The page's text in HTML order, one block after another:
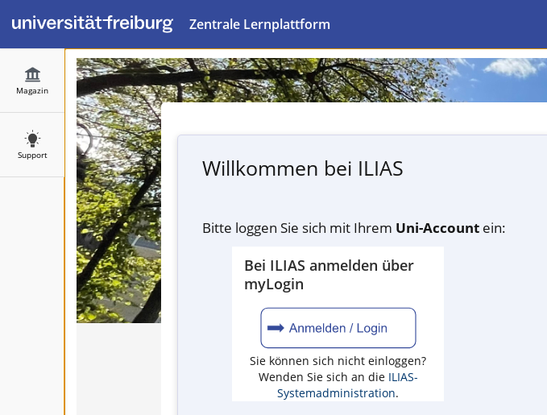
Zentrale Lernplattform
Magazin
Support
Willkommen bei ILIAS
Bitte loggen Sie sich mit Ihrem Uni-Account ein:
Bei ILIAS anmelden über
myLogin
Sie können sich nicht einloggen?
Wenden Sie sich an die ILIAS-
Systemadministration.